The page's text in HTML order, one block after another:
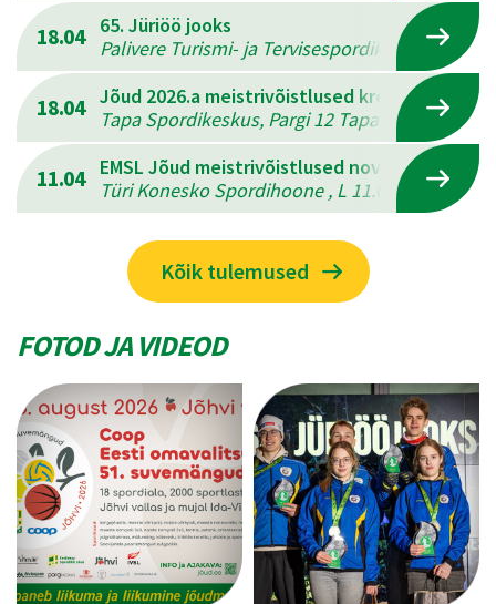
18.04
65. Jüriöö jooks
Palivere Turismi- ja Tervisespordikeskus , L
18.04 Jõud 2026.a meistrivõistlused kreeka-rooma
Tapa Spordikeskus, Pargi 12 Tapal , L
11.04
EMSL Jõud meistrivõistlused novuses
Türi Konesko Spordihoone , L 11.04.2026 - P
Kõik tulemused
FOTOD JA VIDEOD